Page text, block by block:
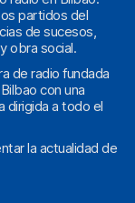
partidos del
de sucesos,
obra social.
de radio fundada
con una
dirigida a todo el
la actualidad de